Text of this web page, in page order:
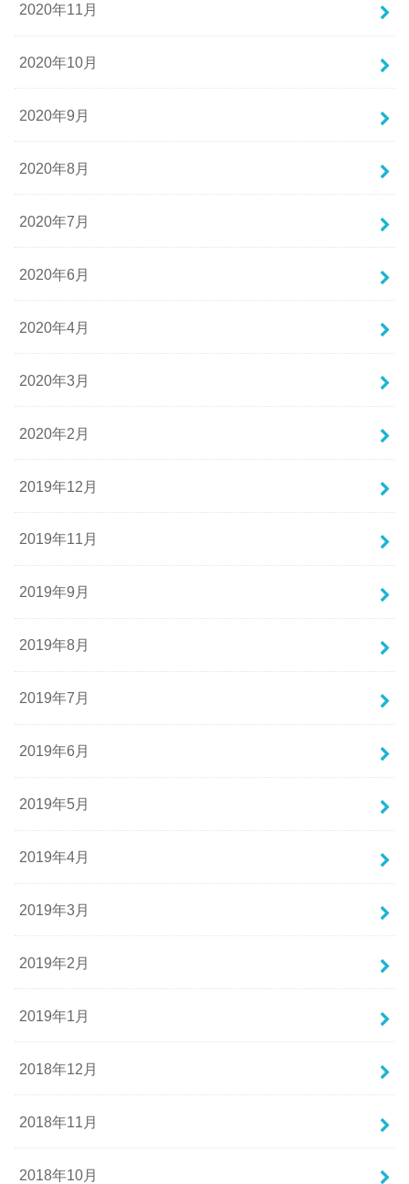
2020年11月
2020年10月
2020年9月
2020年8月
2020年7月
2020年6月
2020年4月
2020年3月
2020年2月
2019年12月
2019年11月
2019年9月
2019年8月
2019年7月
2019年6月
2019年5月
2019年4月
2019年3月
2019年2月
2019年1月
2018年12月
2018年11月
2018年10月